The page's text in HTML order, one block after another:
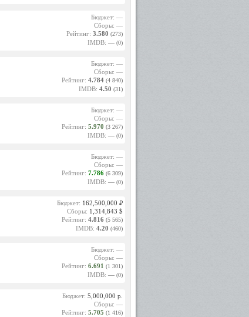
Бюджет: —
Сборы: —
Рейтинг: 3.580 (273)
IMDB: — (0)
Бюджет: —
Сборы: —
Рейтинг: 4.784 (4 840)
IMDB: 4.50 (31)
Бюджет: —
Сборы: —
Рейтинг: 5.970 (3 267)
IMDB: — (0)
Бюджет: —
Сборы: —
Рейтинг: 7.786 (6 309)
IMDB: — (0)
Бюджет: 162,500,000 ₽
Сборы: 1,314,843 $
Рейтинг: 4.816 (5 565)
IMDB: 4.20 (460)
Бюджет: —
Сборы: —
Рейтинг: 6.691 (1 301)
IMDB: — (0)
Бюджет: 5,000,000 р.
Сборы: —
Рейтинг: 5.705 (1 416)